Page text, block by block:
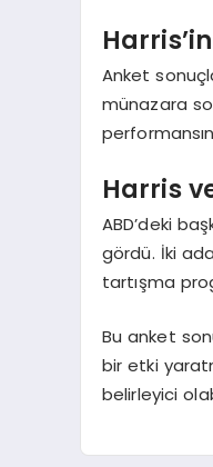
Anket
münazara
Harris
ABD’deki
gördü. İki
tartışma
Bu anket
bir etki
belirleyici